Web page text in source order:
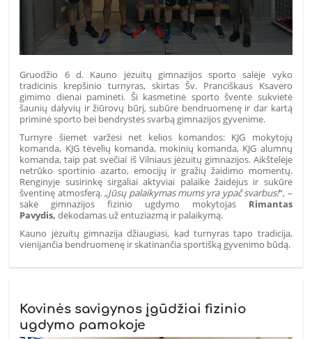
Gruodžio 6 d. Kauno jėzuitų gimnazijos sporto salėje vyko
tradicinis krepšinio turnyras, skirtas Šv. Pranciškaus Ksavero
gimimo dienai paminėti. Ši kasmetinė sporto šventė sukvietė
šaunių dalyvių ir žiūrovų būrį, subūrė bendruomenę ir dar kartą
priminė sporto bei bendrystės svarbą gimnazijos gyvenime.
Turnyre šiemet varžėsi net kelios komandos: KJG mokytojų
komanda, KJG tėvelių komanda, mokinių komanda, KJG alumnų
komanda, taip pat svečiai iš Vilniaus jėzuitų gimnazijos. Aikštelėje
netrūko sportinio azarto, emocijų ir gražių žaidimo momentų.
Renginyje susirinkę sirgaliai aktyviai palaikė žaidėjus ir sukūrė
šventinę atmosferą. „Jūsų palaikymas mums yra ypač svarbus!“, –
sakė gimnazijos fizinio ugdymo mokytojas Rimantas
Pavydis,dėkodamas už entuziazmą ir palaikymą.
Kauno jėzuitų gimnazija džiaugiasi, kad turnyras tapo tradicija,
vienijančia bendruomenę ir skatinančia sportišką gyvenimo būdą.
Kovinės savigynos įgūdžiai fizinio
ugdymo pamokoje